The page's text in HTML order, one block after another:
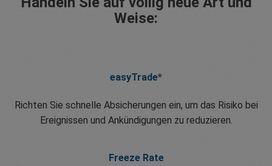
Weise:
easyTrade*
Richten Sie schnelle Absicherungen ein, um das Risiko bei
Ereignissen und Ankündigungen zu reduzieren.
Freeze Rate